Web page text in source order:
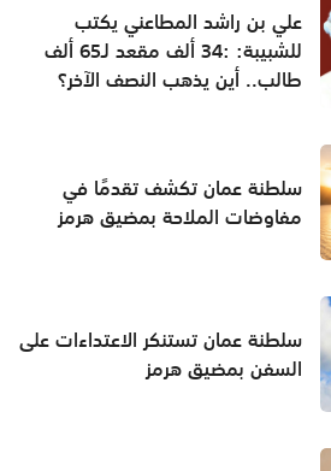
علي بن راشد المطاعني يكتب
للشبيبة: :34 ألف مقعد لـ65 ألف
طالب.. أين يذهب النصف الآخر؟
سلطنة عمان تكشف تقدمًا في
مفاوضات الملاحة بمضيق هرمز
سلطنة عمان تستنكر الاعتداءات على
السفن بمضيق هرمز